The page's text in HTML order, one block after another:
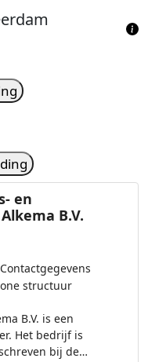
en
B.V.
B.V. is een
Het bedrijf is
bij de…
Contactgegevens
structuur